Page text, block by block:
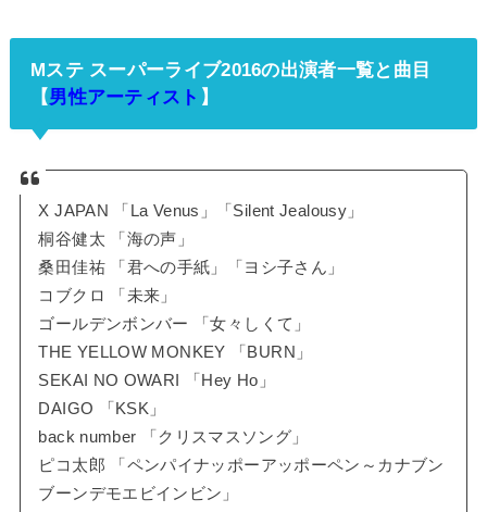
Mステ スーパーライブ2016の出演者一覧と曲目
【男性アーティスト 】
X JAPAN 「La Venus」「Silent Jealousy」
桐谷健太 「海の声」
桑田佳祐 「君への手紙」「ヨシ子さん」
コブクロ 「未来」
ゴールデンボンバー 「女々しくて」
THE YELLOW MONKEY 「BURN」
SEKAI NO OWARI 「Hey Ho」
DAIGO 「KSK」
back number 「クリスマスソング」
ピコ太郎 「ペンパイナッポーアッポーペン～カナブン
ブーンデモエビインビン」